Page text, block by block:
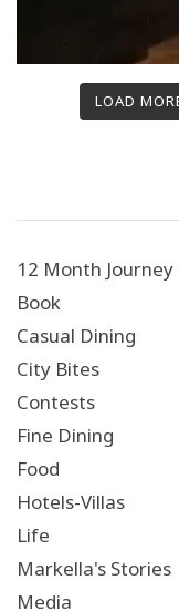
LOAD
12 Month Journey
Book
Casual Dining
City Bites
Contests
Fine Dining
Food
Hotels-Villas
Life
Markella's Stories
Media